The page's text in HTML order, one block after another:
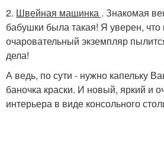
2. Швейная машинка . Знакомая
бабушки была такая! Я уверен,
очаровательный экземпляр
дела!
А ведь, по сути - нужно капельку
баночка краски. И новый, яркий и
интерьера в виде консольного